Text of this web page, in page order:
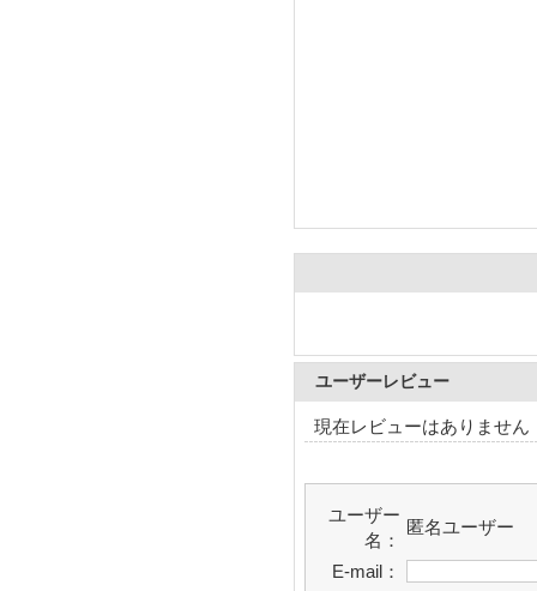
ユーザーレビュー
現在レビューはありません
ユーザー
名：
匿名ユーザー
E-mail：